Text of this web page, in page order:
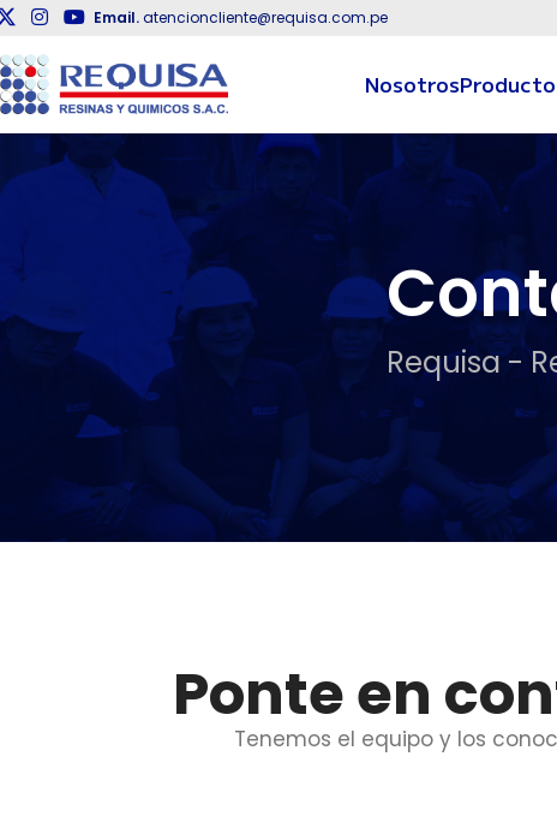
Email.atencioncliente@requisa.com.pe
Nosotros
Requisa -
Ponte en
Tenemos el equipo y los